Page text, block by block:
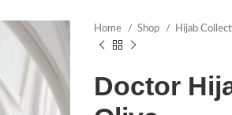
Home Shop Hijab
Doctor